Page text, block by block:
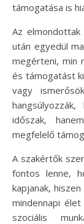
támogatása is
Az
után egyedül
megérteni, min
és támogatást
vagy
időszak,
megfelelő
A szakértők
fontos lenne,
kapjanak,
mindennapi
szociális